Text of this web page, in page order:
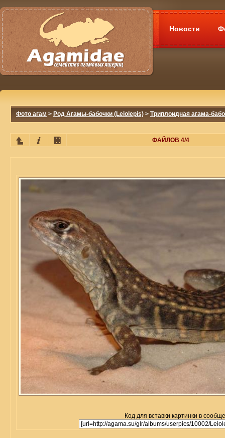
Новости
Фото агам > Род Агамы-бабочки (Leiolepis) > Триплоидная агама-
ФАЙЛОВ 4/4
Код для вставки картинки в